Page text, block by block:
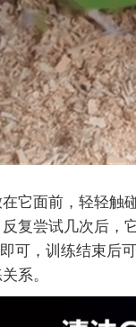
它面前，轻轻触
复尝试几次后，
可，训练结束后
系。